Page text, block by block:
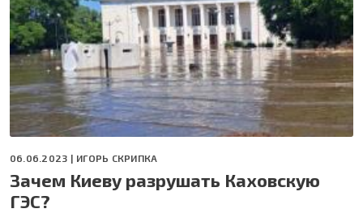
06.06.2023 | ИГОРЬ СКРИПКА
Зачем Киеву разрушать Каховскую
ГЭС?